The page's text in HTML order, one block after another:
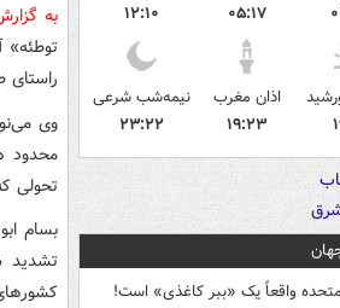
۰۵:۱۷
۱۲:۱۰
اذان مغرب
۱۹:۲۳
نیمه‌شب شرعی
۲۳:۲۲
متحده واقعاً یک «ببر کاغذی» است!
به
توطئه»
وی
محدود
تحولی
بسام
تشدید